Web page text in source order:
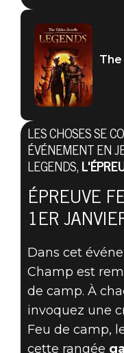
The Elder
30 décembre
UNE
LES CHOSES SE
ÉVÉNEMENT EN
LEGENDS,
ÉPREUVE
1ER
Dans cet
Champ est
de camp. À
invoquez une
Feu de camp,
cette rangée